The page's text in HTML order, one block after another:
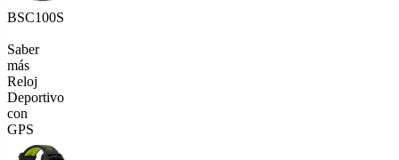
BSC100S
Saber
más
Reloj
Deportivo
con
GPS